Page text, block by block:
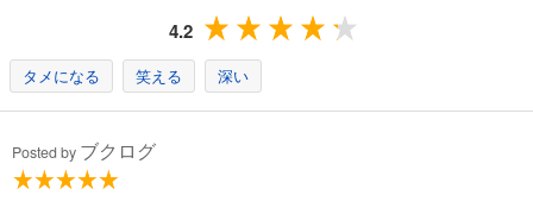
4.2
タメになる 笑える 深い
Posted by ブクログ